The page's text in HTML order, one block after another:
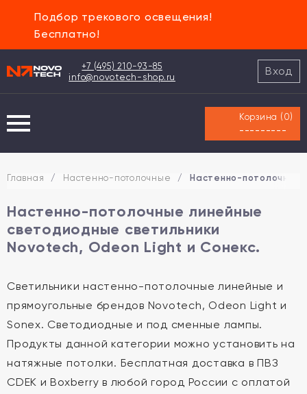
Подбор трекового освещения!
Бесплатно!
+7 (495) 210-93-85
info@novotech-shop.ru
Вход
Корзина ( 0)
---------
Главная / Настенно-потолочные / Настенно-потолочные
Настенно-потолочные линейные
светодиодные светильники
Novotech, Odeon Light и Сонекс.
Светильники настенно-потолочные линейные и
прямоугольные брендов Novotech, Odeon Light и
Sonex. Светодиодные и под сменные лампы.
Продукты данной категории можно установить на
натяжные потолки. Бесплатная доставка в ПВЗ
CDEK и Boxberry в любой город России с оплатой